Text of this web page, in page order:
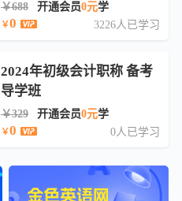
￥688 开通会员0元学
￥0 3226人已学习
2024年初级会计职称 备考
导学班
￥329 开通会员0元学
￥0 0人已学习